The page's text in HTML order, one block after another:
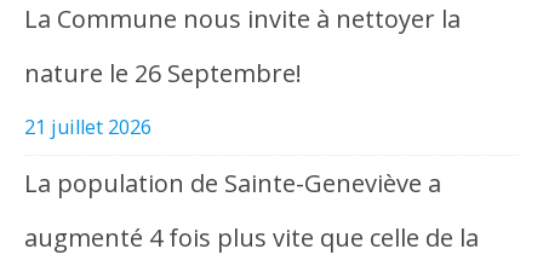
La Commune nous invite à nettoyer la
nature le 26 Septembre!
21 juillet 2026
La population de Sainte-Geneviève a
augmenté 4 fois plus vite que celle de la